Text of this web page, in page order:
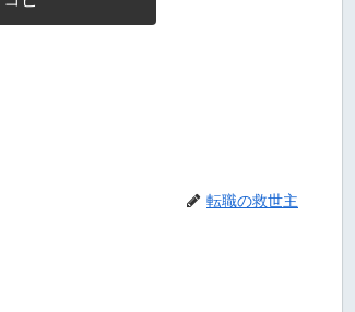
転職の救世主